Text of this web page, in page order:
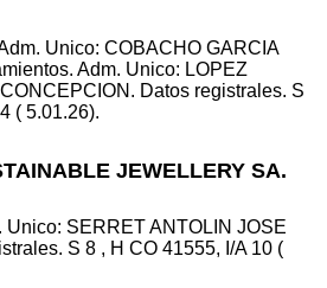
Unico: COBACHO GARCIA
Adm. Unico: LOPEZ
Datos registrales. S
( 5.01.26).
JEWELLERY SA.
Unico: SERRET ANTOLIN JOSE
S 8 , H CO 41555, I/A 10 (